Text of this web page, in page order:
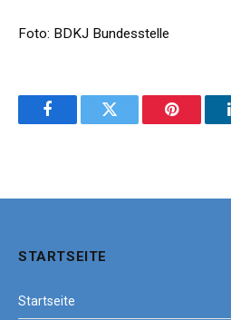
Foto: BDKJ Bundesstelle
FacebookTwitter Pinterest
STARTSEITE
Startseite